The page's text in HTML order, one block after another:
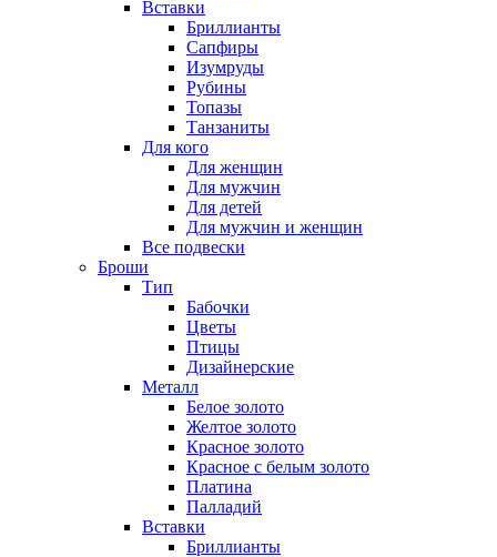
Вставки
Бриллианты
Сапфиры
Изумруды
Рубины
Топазы
Танзаниты
Для кого
Для женщин
Для мужчин
Для детей
Для мужчин и женщин
Все подвески
Броши
Тип
Бабочки
Цветы
Птицы
Дизайнерские
Металл
Белое золото
Желтое золото
Красное золото
Красное с белым золото
Платина
Палладий
Вставки
Бриллианты